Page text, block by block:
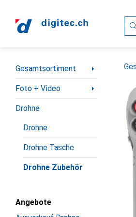
Navigation nach Kategorien
Gesamtsortiment
Foto + Video
Drohne
Drohne
Drohne Tasche
Drohne Zubehör
Angebote